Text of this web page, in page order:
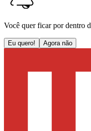
Você quer ficar por dentro
Eu quero! Agora não